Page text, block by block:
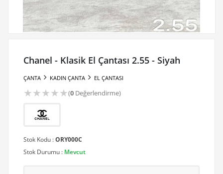
Chanel - Klasik El Çantası 2.55 - Siyah
ÇANTA KADIN ÇANTA EL ÇANTASI
★★★★★(0Değerlendirme)
Stok Kodu :ORY000C
Stok Durumu : Mevcut